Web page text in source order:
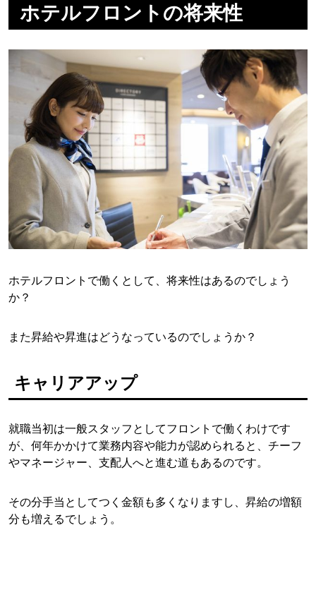
ホテルフロントの将来性
ホテルフロントで働くとして、将来性はあるのでしょう
か？
また昇給や昇進はどうなっているのでしょうか？
キャリアアップ
就職当初は一般スタッフとしてフロントで働くわけです
が、何年かかけて業務内容や能力が認められると、チーフ
やマネージャー、支配人へと進む道もあるのです。
その分手当としてつく金額も多くなりますし、昇給の増額
分も増えるでしょう。